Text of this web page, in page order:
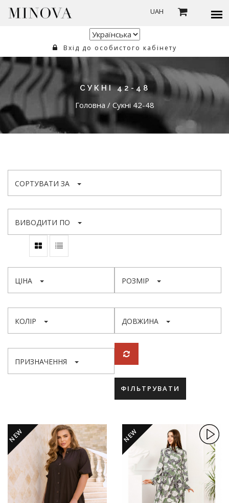
UAH
Вхід до особистого кабінету
СУКНІ 42-48
Головна / Сукні 42-48
СОРТУВАТИ ЗА
ВИВОДИТИ ПО
ЦІНА РОЗМІР
КОЛІР ДОВЖИНА
ПРИЗНАЧЕННЯ
ФІЛЬТРУВАТИ
NEW NEW